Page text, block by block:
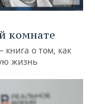
комнате
о том, как
жизнь